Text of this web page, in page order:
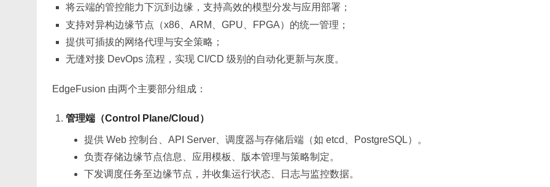
将云端的管控能力下沉到边缘，支持高效的模型分发与应用部署；
支持对异构边缘节点（x86、ARM、GPU、FPGA）的统一管理；
提供可插拔的网络代理与安全策略；
无缝对接 DevOps 流程，实现 CI/CD 级别的自动化更新与灰度。
EdgeFusion 由两个主要部分组成：
管理端（Control Plane/Cloud）
提供 Web 控制台、API Server、调度器与存储后端（如 etcd、PostgreSQL）。
负责存储边缘节点信息、应用模板、版本管理与策略制定。
下发调度任务至边缘节点，并收集运行状态、日志与监控数据。